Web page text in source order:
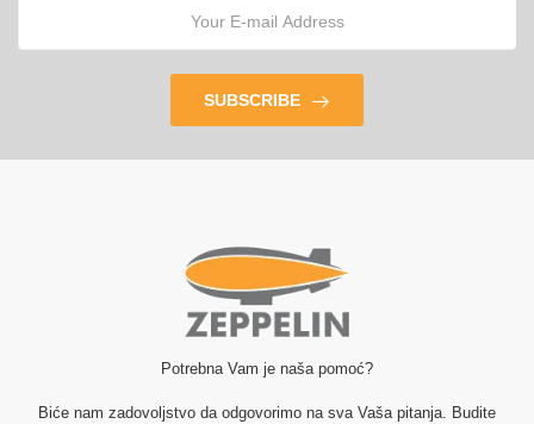
SUBSCRIBE
Potrebna Vam je naša pomoć?
Biće nam zadovoljstvo da odgovorimo na sva Vaša pitanja. Budite